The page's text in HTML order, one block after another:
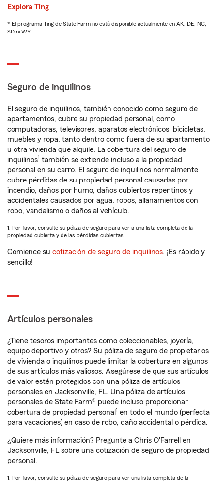
Explora Ting
* El programa Ting de State Farm no está disponible actualmente en AK, DE, NC,
SD ni WY
Seguro de inquilinos
El seguro de inquilinos, también conocido como seguro de
apartamentos, cubre su propiedad personal, como
computadoras, televisores, aparatos electrónicos, bicicletas,
muebles y ropa, tanto dentro como fuera de su apartamento
u otra vivienda que alquile. La cobertura del seguro de
inquilinos1 también se extiende incluso a la propiedad
personal en su carro. El seguro de inquilinos normalmente
cubre pérdidas de su propiedad personal causadas por
incendio, daños por humo, daños cubiertos repentinos y
accidentales causados por agua, robos, allanamientos con
robo, vandalismo o daños al vehículo.
1. Por favor, consulte su póliza de seguro para ver a una lista completa de la
propiedad cubierta y de las pérdidas cubiertas.
Comience su cotización de seguro de inquilinos. ¡Es rápido y
sencillo!
Artículos personales
¿Tiene tesoros importantes como coleccionables, joyería,
equipo deportivo y otros? Su póliza de seguro de propietarios
de vivienda o inquilinos puede limitar la cobertura en algunos
de sus artículos más valiosos. Asegúrese de que sus artículos
de valor estén protegidos con una póliza de artículos
personales en Jacksonville, FL. Una póliza de artículos
personales de State Farm® puede incluso proporcionar
cobertura de propiedad personal 1 en todo el mundo (perfecta
para vacaciones) en caso de robo, daño accidental o pérdida.
¿Quiere más información? Pregunte a Chris O'Farrell en
Jacksonville, FL sobre una cotización de seguro de propiedad
personal.
1. Por favor, consulte su póliza de seguro para ver una lista completa de la